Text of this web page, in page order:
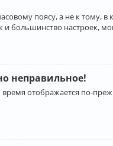
поясу, а не к тому,
и большинство настроек,
неправильное!
отображается по-